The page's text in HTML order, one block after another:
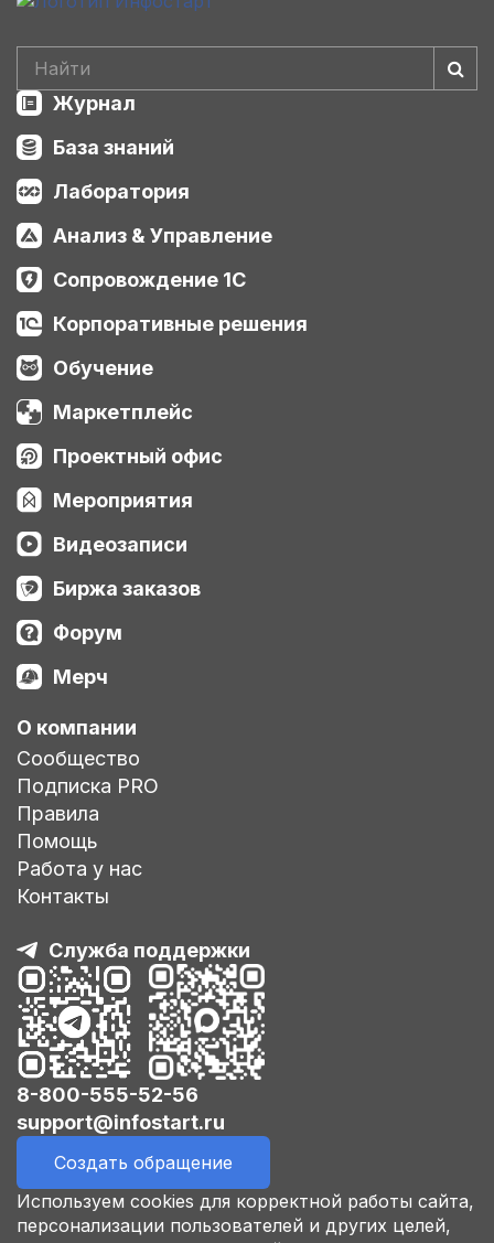
Журнал
База знаний
Лаборатория
Анализ & Управление
Сопровождение 1С
Корпоративные решения
Обучение
Маркетплейс
Проектный офис
Мероприятия
Видеозаписи
Биржа заказов
Форум
Мерч
О компании
Сообщество
Подписка PRO
Правила
Помощь
Работа у нас
Контакты
Служба поддержки
8-800-555-52-56
support@infostart.ru
Создать обращение
Используем cookies для корректной работы сайта,
персонализации пользователей и других целей,